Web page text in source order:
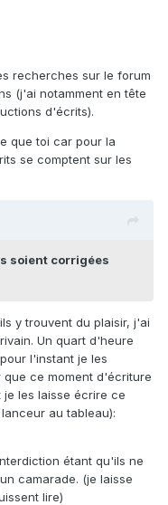
recherches sur le forum
(j'ai notamment en tête
d'écrits).
que toi car pour la
se comptent sur les
soient corrigées
y trouvent du plaisir, j'ai
Un quart d'heure
l'instant je les
ce moment d'écriture
je les laisse écrire ce
au tableau):
étant qu'ils ne
camarade. (je laisse
lire)